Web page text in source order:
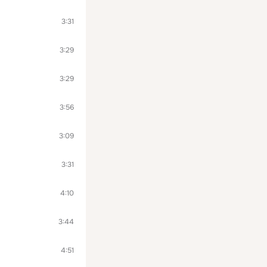
3:31
3:29
3:29
3:56
3:09
3:31
4:10
3:44
4:51